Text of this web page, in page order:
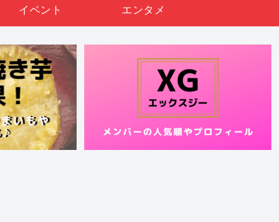
イベント エンタメ